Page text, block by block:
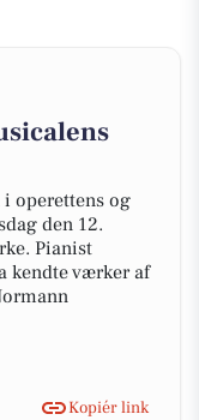
operettens og
den 12.
Pianist
kendte værker af
Kopiér link